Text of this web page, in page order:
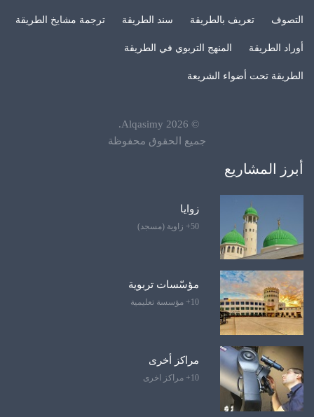
التصوف تعريف بالطريقة سند الطريقة ترجمة مشايخ الطريقة
أوراد الطريقة المنهج التربوي في الطريقة
الطريقة تحت أضواء الشريعة
©
2026
Alqasimy
.
جميع الحقوق محفوظة
أبرز المشاريع
زوايا
50+ زاوية (مسجد)
مؤسّسات تربوية
10+ مؤسسة تعليمية
مراكز أخرى
10+ مراكز اخرى